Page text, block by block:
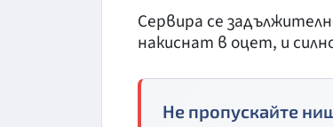
Сервира се
накиснат в оцет, и
Не пропускайте